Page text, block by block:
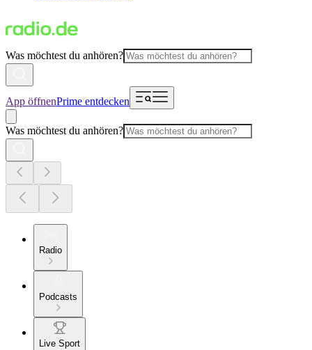
Was möchtest du anhören?
App öffnenPrime entdecken
Was möchtest du anhören?
Radio
Podcasts
Live Sport